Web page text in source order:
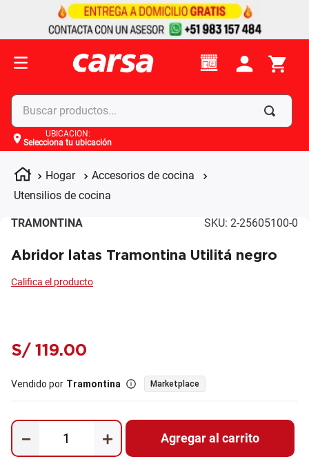
Buscar productos...
UBICACIÓN:
Selecciona tu ubicación
Hogar
Accesorios de cocina
Utensilios de cocina
TRAMONTINA SKU: 2-25605100-0
Abridor latas Tramontina Utilitá negro
S/ 119.00
Vendido por Tramontina Marketplace
＋
－ Agregar al carrito
Términos más buscados
2.
moto
3.
laptop